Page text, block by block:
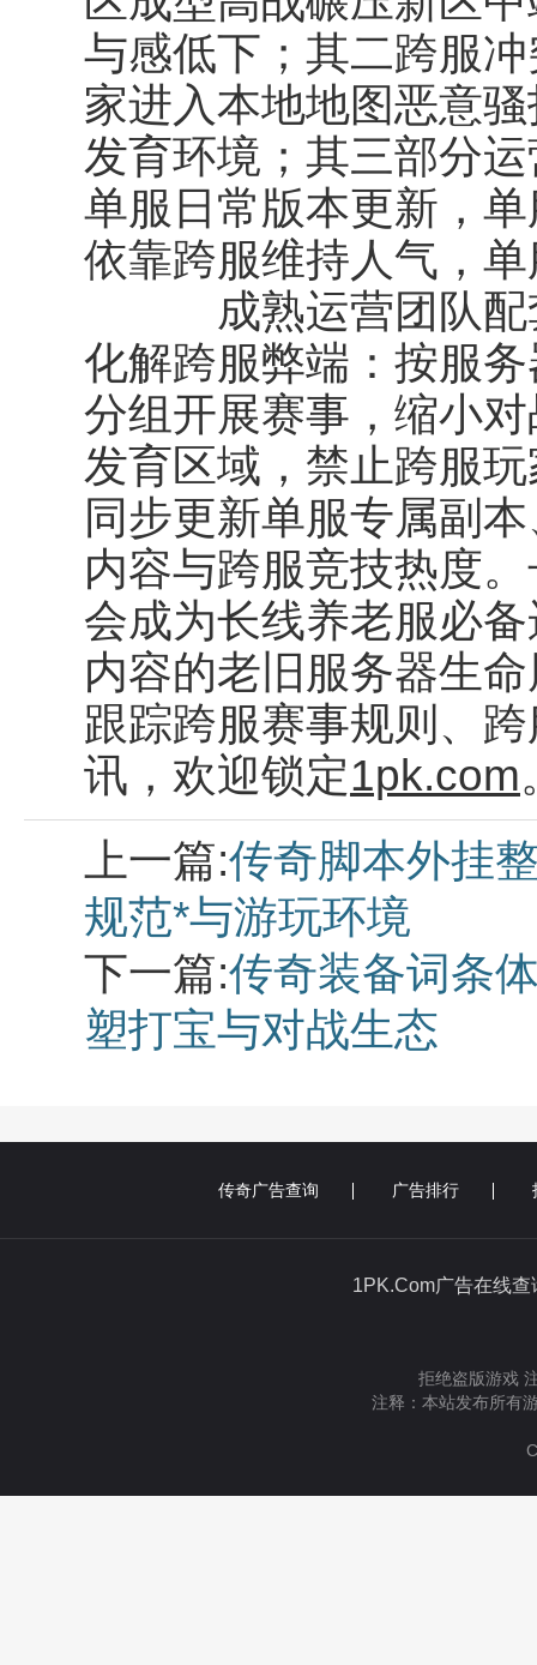
与感低下；其二跨服
家进入本地地图恶意
发育环境；其三部分
单服日常版本更新，
依靠跨服维持人气，
成熟运营团队配套
化解跨服弊端：按服
分组开展赛事，缩小
发育区域，禁止跨服
同步更新单服专属副
内容与跨服竞技热度
会成为长线养老服必
内容的老旧服务器生
跟踪跨服赛事规则、
讯，欢迎锁定1pk.com
上一篇:传奇脚本外挂
规范*与游玩环境
下一篇:传奇装备词条
塑打宝与对战生态
传奇广告查询 广告排行
1PK.Com广告在
拒绝盗版游戏
注释：本站发布所有